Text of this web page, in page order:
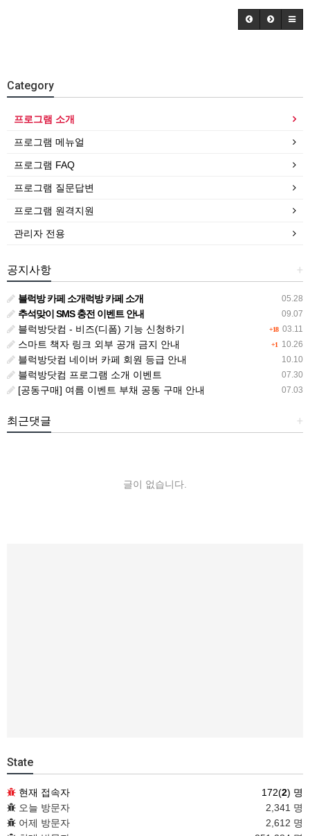
Category
프로그램 소개
프로그램 메뉴얼
프로그램 FAQ
프로그램 질문답변
프로그램 원격지원
관리자 전용
+
공지사항
05.28
블럭방 카페 소개럭방 카페 소개
09.07
추석맞이 SMS 충전 이벤트 안내
+18 03.11
블럭방닷컴 - 비즈(디폼) 기능 신청하기
+1 10.26
스마트 책자 링크 외부 공개 금지 안내
10.10
블럭방닷컴 네이버 카페 회원 등급 안내
07.30
블럭방닷컴 프로그램 소개 이벤트
07.03
[공동구매] 여름 이벤트 부채 공동 구매 안내
+
최근댓글
글이 없습니다.
State
현재 접속자 172(2) 명
오늘 방문자
2,341 명
어제 방문자
2,612 명